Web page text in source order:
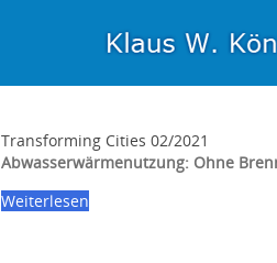
Transforming Cities 02/2021
Abwasserwärmenutzung: Ohne
Weiterlesen